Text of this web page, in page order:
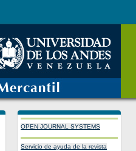
OPEN JOURNAL SYSTEMS
Servicio de ayuda de la revista